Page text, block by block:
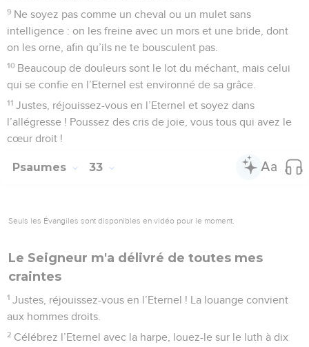
9 Ne soyez pas comme un cheval ou un mulet sans
intelligence : on les freine avec un mors et une bride, dont
on les orne, afin qu’ils ne te bousculent pas.
10 Beaucoup de douleurs sont le lot du méchant, mais celui
qui se confie en l’Eternel est environné de sa grâce.
11 Justes, réjouissez-vous en l’Eternel et soyez dans
l’allégresse ! Poussez des cris de joie, vous tous qui avez le
cœur droit !
Psaumes 33
Seuls les Évangiles sont disponibles en vidéo pour le moment.
Le Seigneur m'a délivré de toutes mes
craintes
1 Justes, réjouissez-vous en l’Eternel ! La louange convient
aux hommes droits.
2 Célébrez l’Eternel avec la harpe, louez-le sur le luth à dix